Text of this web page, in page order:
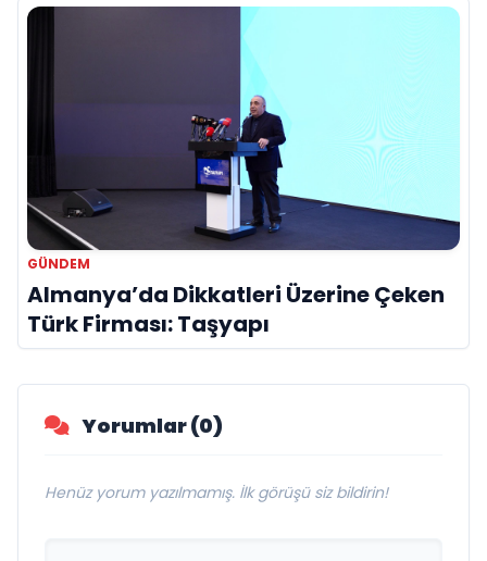
GÜNDEM
Almanya’da Dikkatleri Üzerine Çeken
Türk Firması: Taşyapı
Yorumlar (0)
Henüz yorum yazılmamış. İlk görüşü siz bildirin!